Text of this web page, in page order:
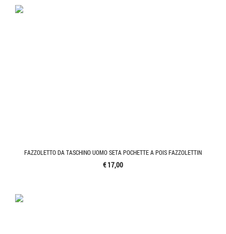
FAZZOLETTO DA TASCHINO UOMO SETA POCHETTE A POIS FAZZOLETTIN
€ 17,00